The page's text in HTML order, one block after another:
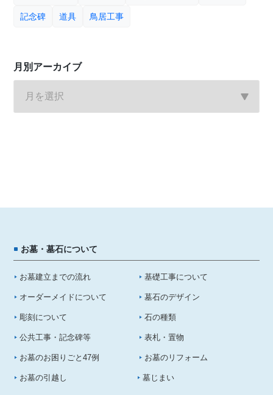
記念碑 道具 鳥居工事
月別アーカイブ
お墓・墓石について
お墓建立までの流れ 基礎工事について
オーダーメイドについて 墓石のデザイン
彫刻について 石の種類
公共工事・記念碑等 表札・置物
お墓のお困りごと47例 お墓のリフォーム
お墓の引越し 墓じまい